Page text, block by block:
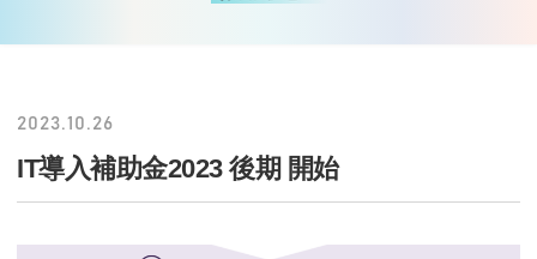
2023.10.26
IT導入補助金2023 後期 開始